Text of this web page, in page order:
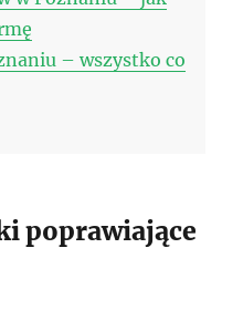
– wszystko co
poprawiające